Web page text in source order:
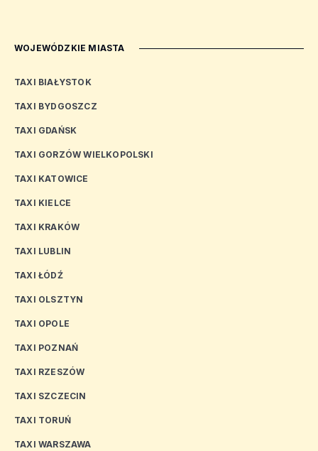
WOJEWÓDZKIE MIASTA
TAXI BIAŁYSTOK
TAXI BYDGOSZCZ
TAXI GDAŃSK
TAXI GORZÓW WIELKOPOLSKI
TAXI KATOWICE
TAXI KIELCE
TAXI KRAKÓW
TAXI LUBLIN
TAXI ŁÓDŹ
TAXI OLSZTYN
TAXI OPOLE
TAXI POZNAŃ
TAXI RZESZÓW
TAXI SZCZECIN
TAXI TORUŃ
TAXI WARSZAWA